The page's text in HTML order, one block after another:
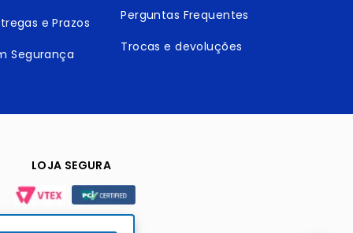
e Prazos
Segurança
Perguntas Frequentes
Trocas e devoluções
LOJA SEGURA